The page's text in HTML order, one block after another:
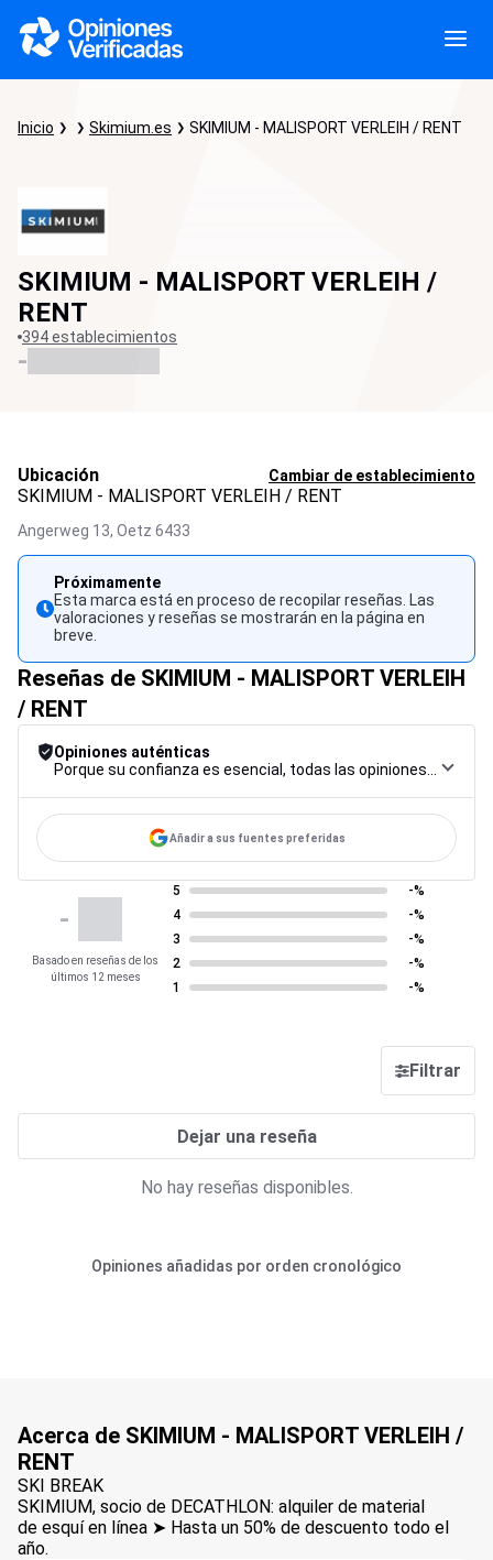
Inicio Skimium.es SKIMIUM - MALISPORT VERLEIH / RENT
SKIMIUM - MALISPORT VERLEIH /
RENT
394 establecimientos
-
Ubicación Cambiar de establecimiento
SKIMIUM - MALISPORT VERLEIH / RENT
Angerweg 13, Oetz 6433
Próximamente
Esta marca está en proceso de recopilar reseñas. Las
valoraciones y reseñas se mostrarán en la página en
breve.
Reseñas de SKIMIUM - MALISPORT VERLEIH
/ RENT
Opiniones auténticas
Añadir a sus fuentes preferidas
-
Basado en reseñas de los
últimos 12 meses
5
-%
4
-%
3
-%
2
-%
1
-%
Filtrar
Dejar una reseña
No hay reseñas disponibles.
Opiniones añadidas por orden cronológico
Acerca de SKIMIUM - MALISPORT VERLEIH /
RENT
SKI BREAK
SKIMIUM, socio de DECATHLON: alquiler de material
de esquí en línea ➤ Hasta un 50% de descuento todo el
año.